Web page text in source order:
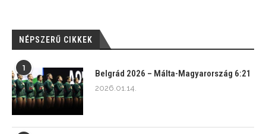
NÉPSZERŰ CIKKEK
1
Belgrád 2026 – Málta-Magyarország 6:21
2026.01.14.